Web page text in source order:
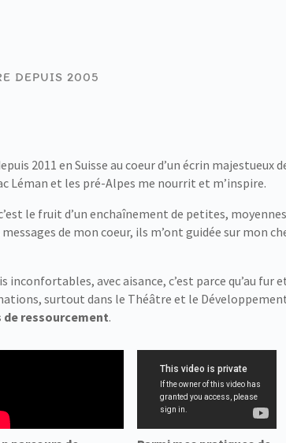
DEPUIS 2005
2011 en Suisse au coeur d’un écrin majestueux
Léman et les pré-Alpes me nourrit et m’inspire.
le fruit d’un enchaînement de petites,
de mon coeur, ils m’ont guidée sur mon
inconfortables, avec aisance, c’est parce qu’au fur
surtout dans le Théâtre et le
de ressourcement.